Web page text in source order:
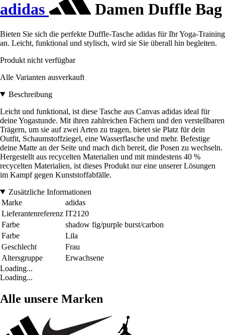
adidas Damen Duffle Bag
Bieten Sie sich die perfekte Duffle-Tasche adidas für Ihr Yoga-Training
an. Leicht, funktional und stylisch, wird sie Sie überall hin begleiten.
Produkt nicht verfügbar
Alle Varianten ausverkauft
Beschreibung
Leicht und funktional, ist diese Tasche aus Canvas adidas ideal für
deine Yogastunde. Mit ihren zahlreichen Fächern und den verstellbaren
Trägern, um sie auf zwei Arten zu tragen, bietet sie Platz für dein
Outfit, Schaumstoffziegel, eine Wasserflasche und mehr. Befestige
deine Matte an der Seite und mach dich bereit, die Posen zu wechseln.
Hergestellt aus recycelten Materialien und mit mindestens 40 %
recycelten Materialien, ist dieses Produkt nur eine unserer Lösungen
im Kampf gegen Kunststoffabfälle.
Zusätzliche Informationen
Marke
adidas
Lieferantenreferenz IT2120
Farbe
shadow fig/purple burst/carbon
Farbe
Lila
Geschlecht
Frau
Altersgruppe
Erwachsene
Loading...
Loading...
Alle unsere Marken